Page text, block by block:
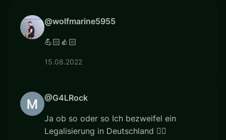
@wolfmarine5955
💪🏻👍🏻
15.08.2022
@G4LRock
Ja ob so oder so Ich bezweifel ein
Legalisierung in Deutschland 🙅‍♂